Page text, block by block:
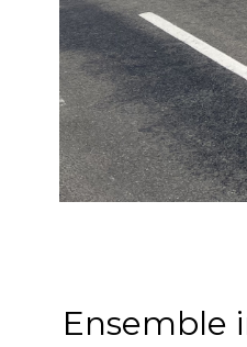
Ensemble